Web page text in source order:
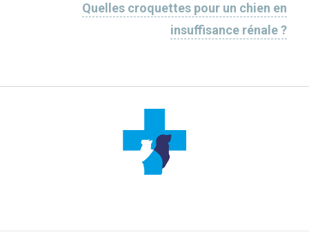
Quelles croquettes pour un chien en
insuffisance rénale ?